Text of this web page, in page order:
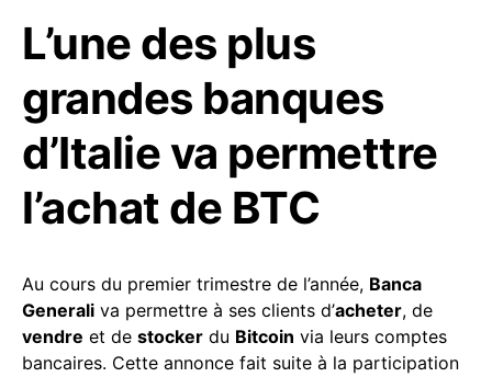
L’une des plus
grandes banques
d’Italie va permettre
l’achat de BTC
Au cours du premier trimestre de l’année, Banca
Generali va permettre à ses clients d’acheter, de
vendre et de stocker du Bitcoin via leurs comptes
bancaires. Cette annonce fait suite à la participation